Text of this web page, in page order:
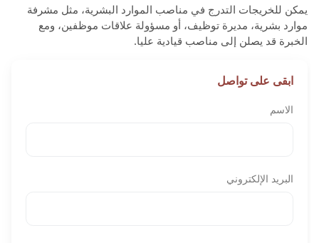
يمكن للخريجات التدرج في مناصب الموارد البشرية، مثل مشرفة
موارد بشرية، مديرة توظيف، أو مسؤولة علاقات موظفين، ومع
الخبرة قد يصلن إلى مناصب قيادية عليا.
ابقى على تواصل
الاسم
البريد الإلكتروني